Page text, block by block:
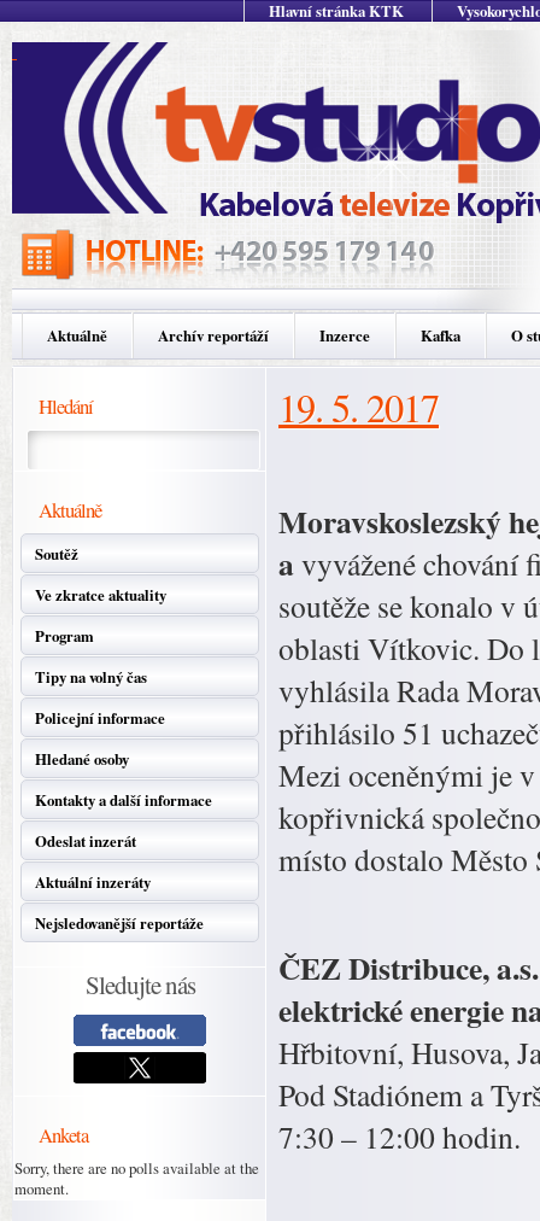
Hlavní stránka KTK
Aktuálně Archív reportáží Inzerce Kafka O
Hledání
Aktuálně
Soutěž
Ve zkratce aktuality
Program
Tipy na volný čas
Policejní informace
Hledané osoby
Kontakty a další informace
Odeslat inzerát
Aktuální inzeráty
Nejsledovanější reportáže
Sledujte nás
Anketa
Sorry, there are no polls available at the
moment.
19. 5. 2017
Moravskoslezský
avyvážené chování
soutěže se konalo v
oblasti Vítkovic. Do
vyhlásila Rada
přihlásilo 51
Mezi oceněnými je
kopřivnická
místo dostalo Město
ČEZ Distribuce,
elektrické energie
Hřbitovní, Husova,
Pod Stadiónem a
7:30 – 12:00 hodin.